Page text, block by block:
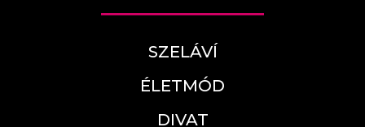
SZELÁVÍ
ÉLETMÓD
DIVAT